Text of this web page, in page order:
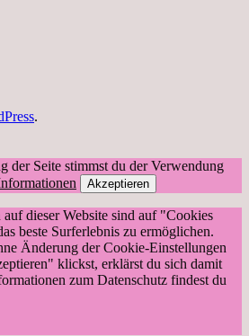
.
der Seite stimmst du der Verwendung
Akzeptieren
dieser Website sind auf "Cookies
beste Surferlebnis zu ermöglichen.
Änderung der Cookie-Einstellungen
klickst, erklärst du sich damit
zum Datenschutz findest du